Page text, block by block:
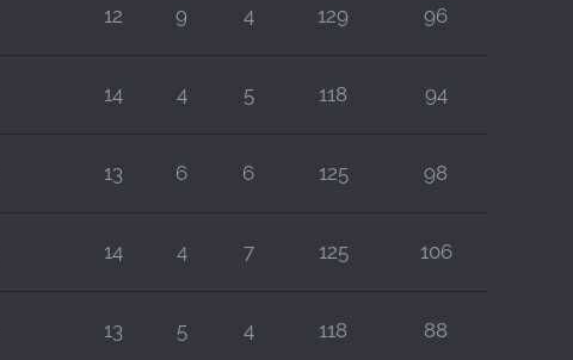
12 9 4 129 96
14 4 5 118 94
13 6 6 125 98
14 4 7 125 106
13 5 4 118 88